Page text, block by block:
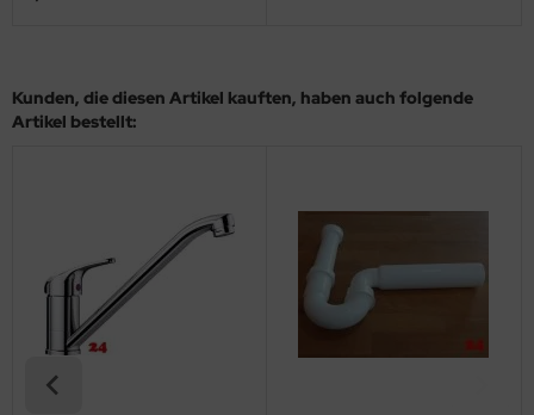
Kunden, die diesen Artikel kauften, haben auch folgende
Artikel bestellt: